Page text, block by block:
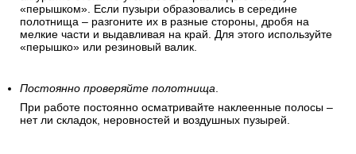
«перышком». Если пузыри образовались в середине
полотнища – разгоните их в разные стороны, дробя на
мелкие части и выдавливая на край. Для этого используйте
«перышко» или резиновый валик.
Постоянно проверяйте полотнища.
При работе постоянно осматривайте наклеенные полосы –
нет ли складок, неровностей и воздушных пузырей.